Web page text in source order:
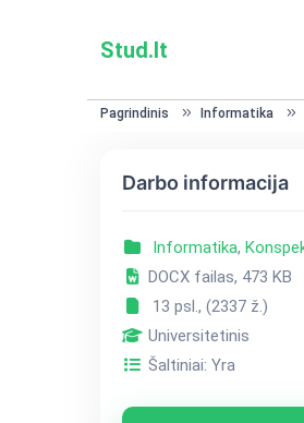
Stud.lt
Pagrindinis Informatika
Darbo informacija
Informatika,
DOCX failas, 473 KB
13 psl., (2337 ž.)
Universitetinis
Šaltiniai: Yra